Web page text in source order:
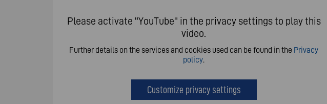
Please activate "YouTube" in the privacy settings to play this
video.
Further details on the services and cookies used can be found in the Privacy
policy.
Customize privacy settings